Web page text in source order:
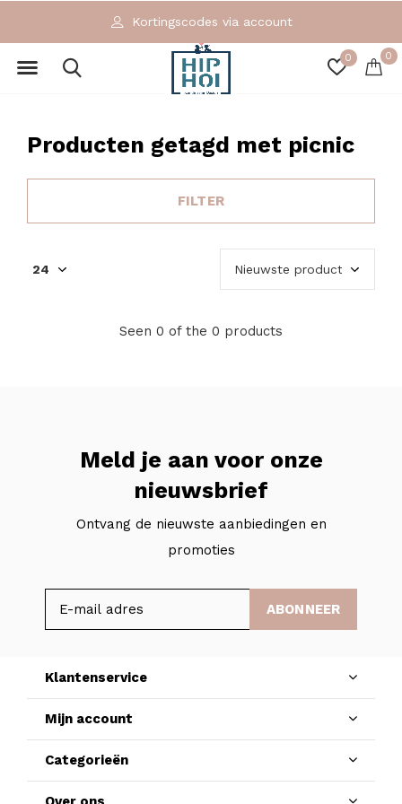
0 0
Kortingscodes via account
Producten getagd met picnic
FILTER
Seen 0 of the 0 products
Meld je aan voor onze
nieuwsbrief
Ontvang de nieuwste aanbiedingen en
promoties
ABONNEER
Klantenservice
Mijn account
Categorieën